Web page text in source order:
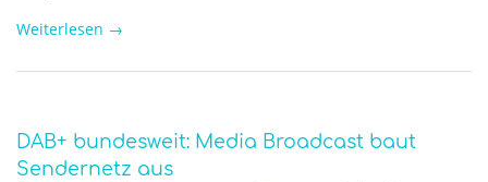
Weiterlesen →
DAB+ bundesweit: Media Broadcast baut
Sendernetz aus